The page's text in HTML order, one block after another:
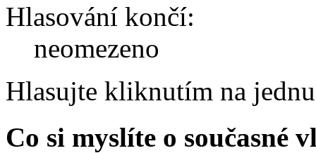
Hlasování končí:
neomezeno
Hlasujte kliknutím na
Co si myslíte o současné